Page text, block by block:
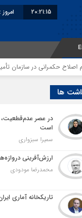
20:21:16 امروز :
در سازمان تأمین اجتماعی
ها
در عصر عدم‌قطعیت،
است
سمیرا سبزواری
ارزش‌آفرینی
محمدرضا مودودی
تاریکخانه آماری